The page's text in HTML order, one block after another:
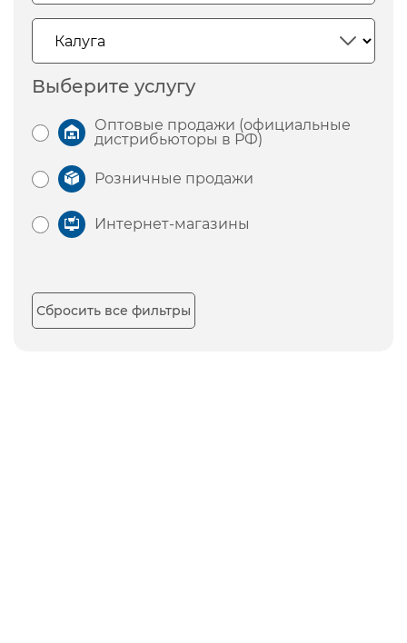
Выберите услугу
Оптовые продажи (официальные
дистрибьюторы в РФ)
Розничные продажи
Интернет-магазины
Сбросить все фильтры